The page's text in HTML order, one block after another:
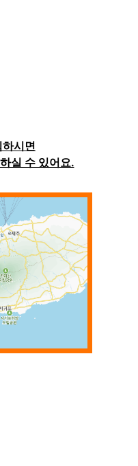
시면
실 수 있어요.